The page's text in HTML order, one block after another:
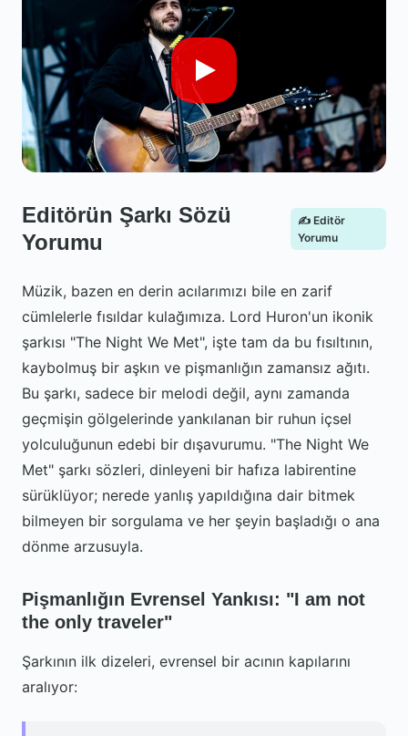
Editörün Şarkı Sözü
Yorumu
✍️ Editör
Yorumu
Müzik, bazen en derin acılarımızı bile en zarif
cümlelerle fısıldar kulağımıza. Lord Huron'un ikonik
şarkısı "The Night We Met", işte tam da bu fısıltının,
kaybolmuş bir aşkın ve pişmanlığın zamansız ağıtı.
Bu şarkı, sadece bir melodi değil, aynı zamanda
geçmişin gölgelerinde yankılanan bir ruhun içsel
yolculuğunun edebi bir dışavurumu. "The Night We
Met" şarkı sözleri, dinleyeni bir hafıza labirentine
sürüklüyor; nerede yanlış yapıldığına dair bitmek
bilmeyen bir sorgulama ve her şeyin başladığı o ana
dönme arzusuyla.
Pişmanlığın Evrensel Yankısı: "I am not
the only traveler"
Şarkının ilk dizeleri, evrensel bir acının kapılarını
aralıyor: